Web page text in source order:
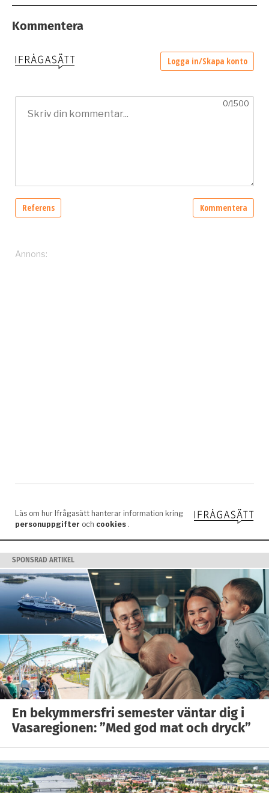
Kommentera
SPONSRAD ARTIKEL
En bekymmersfri semester väntar dig i
Vasaregionen: ”Med god mat och dryck”